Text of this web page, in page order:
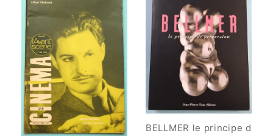
BELLMER le principe d